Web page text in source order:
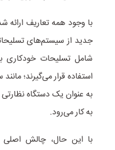
با وجود همه تعاریف ارائه
جدید از سیستم‌های
شامل تسلیحات خودکاری
به عنوان یک دستگاه
به کار می‌رود.
با این حال، چالش